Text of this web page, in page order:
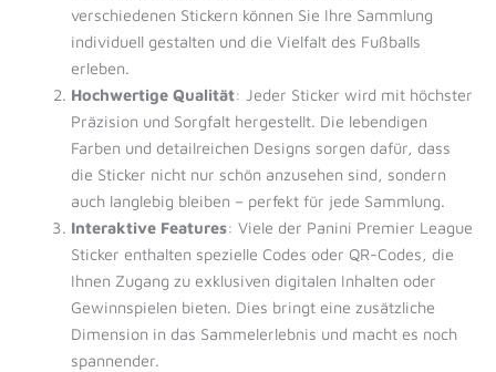
verschiedenen Stickern können Sie Ihre Sammlung
individuell gestalten und die Vielfalt des Fußballs
erleben.
Hochwertige Qualität: Jeder Sticker wird mit höchster
Präzision und Sorgfalt hergestellt. Die lebendigen
Farben und detailreichen Designs sorgen dafür, dass
die Sticker nicht nur schön anzusehen sind, sondern
auch langlebig bleiben – perfekt für jede Sammlung.
Interaktive Features: Viele der Panini Premier League
Sticker enthalten spezielle Codes oder QR-Codes, die
Ihnen Zugang zu exklusiven digitalen Inhalten oder
Gewinnspielen bieten. Dies bringt eine zusätzliche
Dimension in das Sammelerlebnis und macht es noch
spannender.